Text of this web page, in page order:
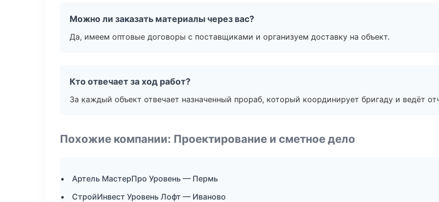
Можно ли заказать материалы через вас?
Да, имеем оптовые договоры с поставщиками и организуем доставку на объект.
Кто отвечает за ход работ?
За каждый объект отвечает назначенный прораб, который координирует бригаду и ведёт
Похожие компании: Проектирование и сметное дело
Артель МастерПро Уровень — Пермь
СтройИнвест Уровень Лофт — Иваново